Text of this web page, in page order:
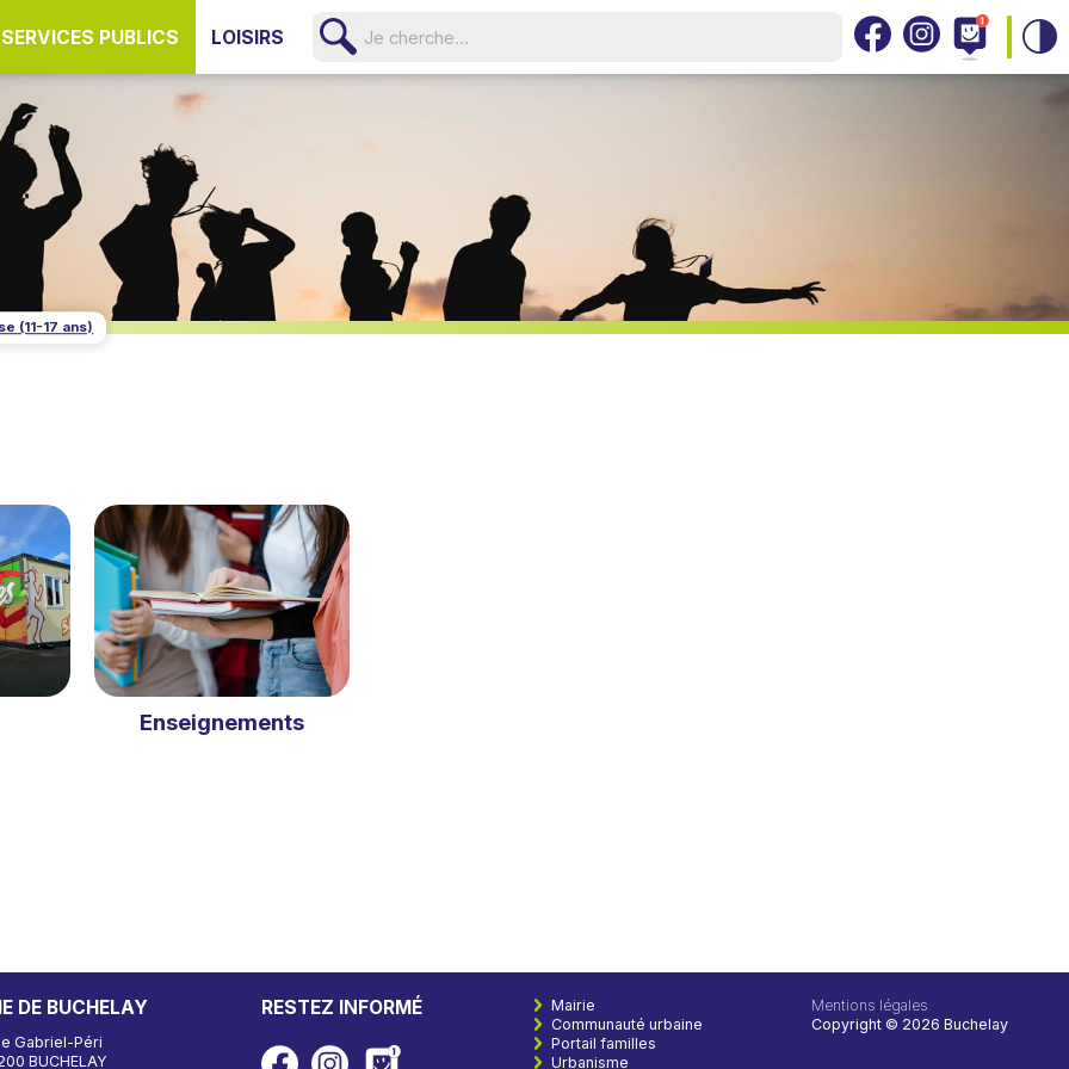
SERVICES PUBLICS LOISIRS
(11-17 ans)
Enseignements
DE BUCHELAY
Gabriel-Péri
BUCHELAY
RESTEZ INFORMÉ
Mairie
Communauté urbaine
Portail familles
Urbanisme
Mentions légales
Copyright © 2026 Buchelay